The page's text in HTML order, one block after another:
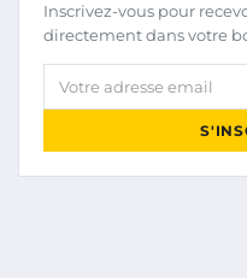
Inscrivez-vous pour
directement dans votre
Votre adresse email